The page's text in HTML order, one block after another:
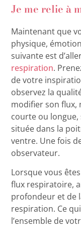
Je me relie à
Maintenant que
physique,
suivante est
respiration.
de votre
observez la
modifier son flux,
courte ou longue,
située dans la
ventre. Une fois
observateur.
Lorsque vous
flux respiratoire,
profondeur et de
respiration. Ce
l’ensemble de